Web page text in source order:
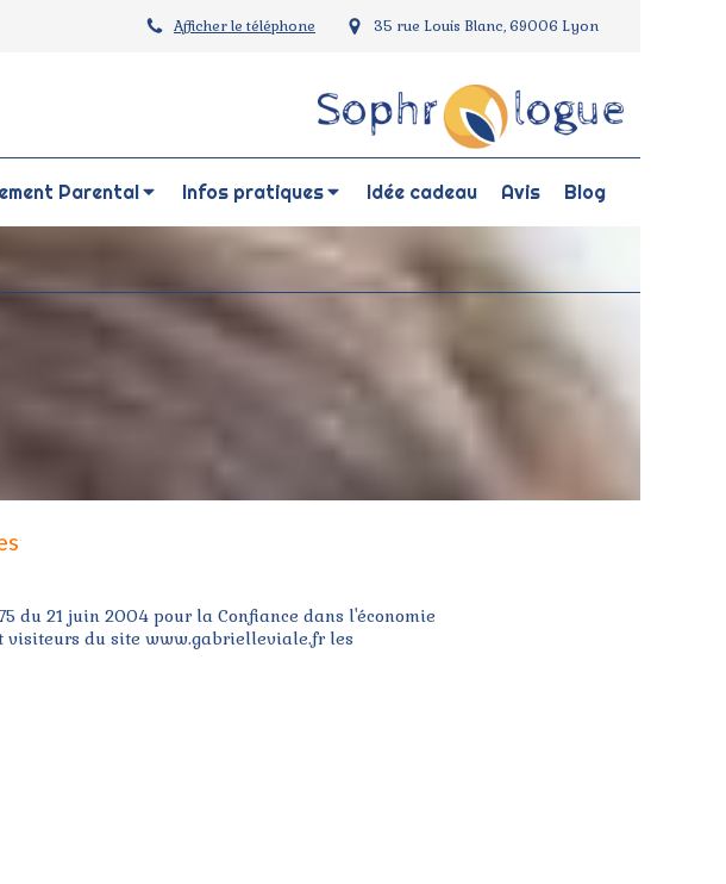
35 rue Louis Blanc, 69006 Lyon
Afficher le téléphone
Parental Infos pratiques Idée cadeau Avis Blog
du 21 juin 2004 pour la Confiance dans l'économie
visiteurs du site www.gabrielleviale.fr les